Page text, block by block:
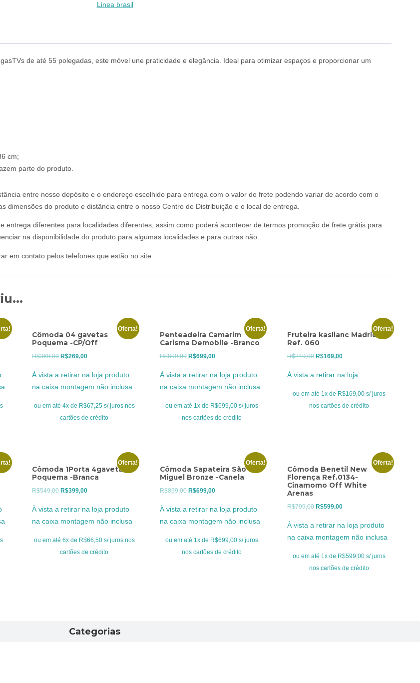
Linea brasil
de até 55 polegadas, este móvel une praticidade e elegância. Ideal para otimizar espaços e proporcionar um
cm;
parte do produto.
entre nosso depósito e o endereço escolhido para entrega com o valor do frete podendo variar de acordo com o
dimensões do produto e distância entre o nosso Centro de Distribuição e o local de entrega.
entrega diferentes para localidades diferentes, assim como poderá acontecer de termos promoção de frete grátis para
na disponibilidade do produto para algumas localidades e para outras não.
em contato pelos telefones que estão no site.
Oferta!
Cômoda 04 gavetas
Poquema -CP/Off
R$369,00O
R$369,00.
R$269,00O
atual
R$269,00.
À vista a retirar na loja produto
na caixa montagem não inclusa
ou em até 4x de R$67,25 s/ juros nos
cartões de crédito
Oferta!
Penteadeira Camarim
Carisma Demobile -Branco
R$899,00 O
R$899,00.
R$699,00O
atual
R$699,00.
À vista a retirar na loja produto
na caixa montagem não inclusa
ou em até 1x de R$699,00 s/ juros
nos cartões de crédito
Oferta!
Fruteira kaslianc Madrid
Ref. 060
R$249,00 O
era:
R$249,00.
R$169,00O
atual
é:
R$169,00.
À vista a retirar na loja
ou em até 1x de R$169,00 s/ juros
nos cartões de crédito
Oferta!
Cômoda 1Porta 4gavetas
Poquema -Branca
R$549,00O
R$549,00.
R$399,00O
atual
R$399,00.
À vista a retirar na loja produto
na caixa montagem não inclusa
ou em até 6x de R$66,50 s/ juros nos
cartões de crédito
Oferta!
Cômoda Sapateira São
Miguel Bronze -Canela
R$899,00 O
R$899,00.
R$699,00O
atual
R$699,00.
À vista a retirar na loja produto
na caixa montagem não inclusa
ou em até 1x de R$699,00 s/ juros
nos cartões de crédito
Oferta!
Cômoda Benetil New
Florença Ref.0134-
Cinamomo Off White
Arenas
R$799,00 O
R$799,00.
R$599,00O
atual
R$599,00.
À vista a retirar na loja produto
na caixa montagem não inclusa
ou em até 1x de R$599,00 s/ juros
nos cartões de crédito
Categorias